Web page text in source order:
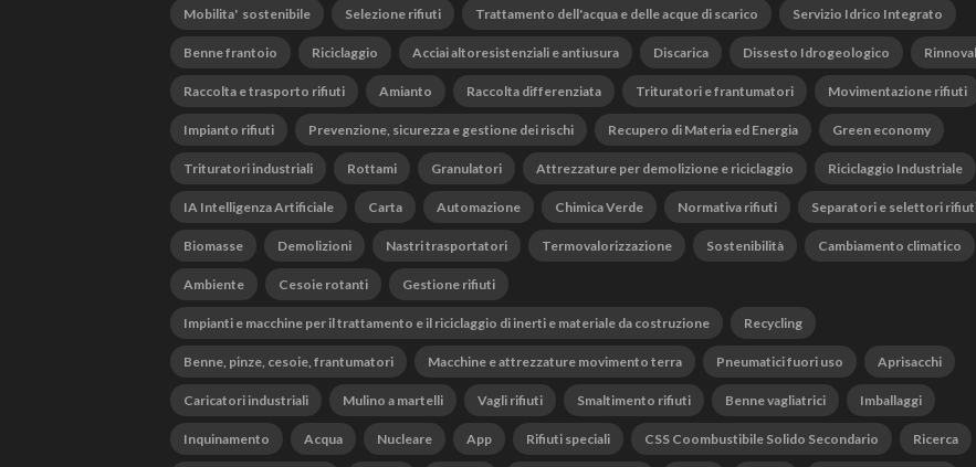
Mobilita' sostenibile Selezione rifiuti Trattamento dell'acqua e delle acque di scarico Servizio Idrico Integrato
Benne frantoio Riciclaggio Acciai altoresistenziali e antiusura Discarica Dissesto Idrogeologico
Raccolta e trasporto rifiuti Amianto Raccolta differenziata Trituratori e frantumatori Movimentazione rifiuti
Impianto rifiuti Prevenzione, sicurezza e gestione dei rischi Recupero di Materia ed Energia Green economy
Trituratori industriali Rottami Granulatori Attrezzature per demolizione e riciclaggio Riciclaggio Industriale
IA Intelligenza Artificiale Carta Automazione Chimica Verde Normativa rifiuti Separatori e selettori
Biomasse Demolizioni Nastri trasportatori Termovalorizzazione Sostenibilità Cambiamento climatico
Ambiente Cesoie rotanti Gestione rifiuti
Impianti e macchine per il trattamento e il riciclaggio di inerti e materiale da costruzione Recycling
Benne, pinze, cesoie, frantumatori Macchine e attrezzature movimento terra Pneumatici fuori uso Aprisacchi
Caricatori industriali Mulino a martelli Vagli rifiuti Smaltimento rifiuti Benne vagliatrici Imballaggi
Inquinamento Acqua Nucleare App Rifiuti speciali CSS Coombustibile Solido Secondario Ricerca